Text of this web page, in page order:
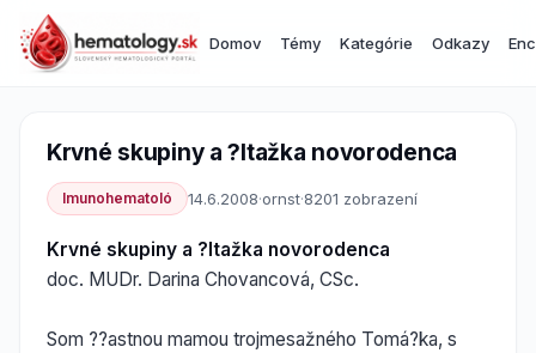
Domov Témy Kategórie Odkazy
Krvné skupiny a ?ltažka novorodenca
Imunohematoló 14.6.2008·ornst·8201 zobrazení
Krvné skupiny a ?ltažka novorodenca
doc. MUDr. Darina Chovancová, CSc.
Som ??astnou mamou trojmesažného Tomá?ka, s